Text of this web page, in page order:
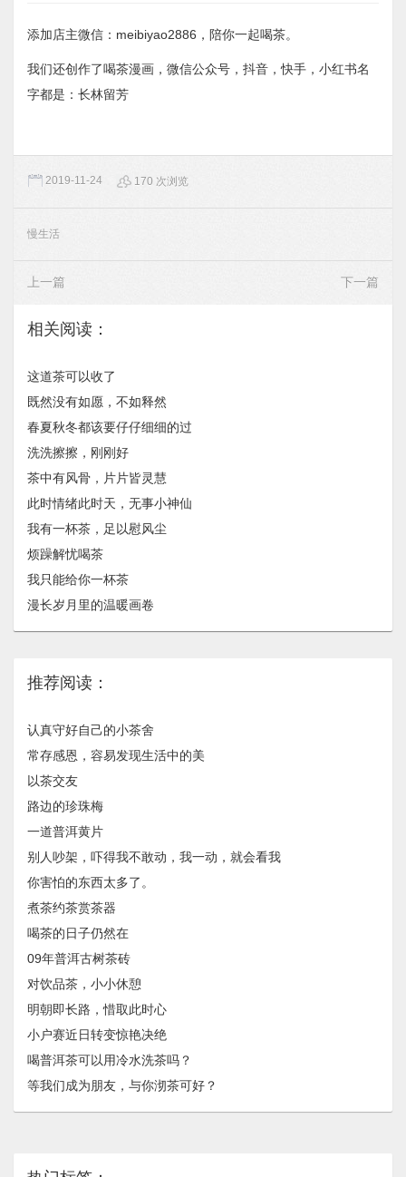
添加店主微信：meibiyao2886，陪你一起喝茶。
我们还创作了喝茶漫画，微信公众号，抖音，快手，小红书名
字都是：长林留芳
2019-11-24 170 次浏览
慢生活
上一篇 下一篇
相关阅读：
这道茶可以收了
既然没有如愿，不如释然
春夏秋冬都该要仔仔细细的过
洗洗擦擦，刚刚好
茶中有风骨，片片皆灵慧
此时情绪此时天，无事小神仙
我有一杯茶，足以慰风尘
烦躁解忧喝茶
我只能给你一杯茶
漫长岁月里的温暖画卷
推荐阅读：
认真守好自己的小茶舍
常存感恩，容易发现生活中的美
以茶交友
路边的珍珠梅
一道普洱黄片
别人吵架，吓得我不敢动，我一动，就会看我
你害怕的东西太多了。
煮茶约茶赏茶器
喝茶的日子仍然在
09年普洱古树茶砖
对饮品茶，小小休憩
明朝即长路，惜取此时心
小户赛近日转变惊艳决绝
喝普洱茶可以用冷水洗茶吗？
等我们成为朋友，与你沏茶可好？